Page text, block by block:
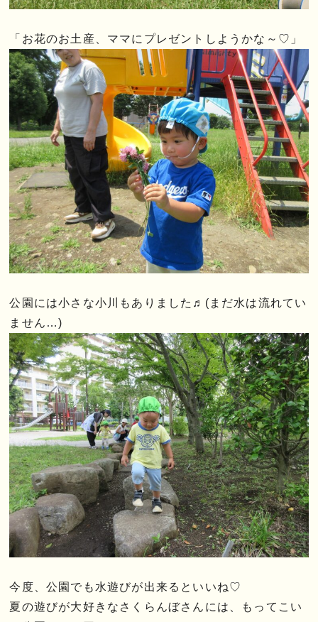
「お花のお土産、ママにプレゼントしようかな～♡」
公園には小さな小川もありました♬(まだ水は流れてい
ません…)
今度、公園でも水遊びが出来るといいね♡
夏の遊びが大好きなさくらんぼさんには、もってこい